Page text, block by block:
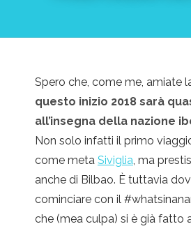
Spero che, come me, amiate
questo inizio 2018 sarà
all’insegna della nazione
Non solo infatti il primo
come meta Siviglia, ma
anche di Bilbao. È tuttavia
cominciare con il
che (mea culpa) si è già fatto